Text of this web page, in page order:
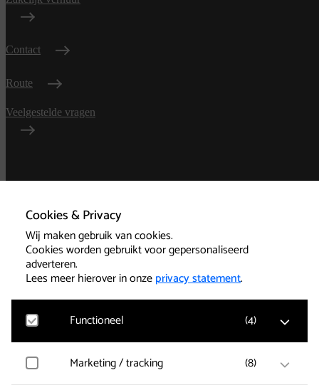
Cookies & Privacy
Wij maken gebruik van cookies.
Cookies worden gebruikt voor gepersonaliseerd
adverteren.
Lees meer hierover in onzeprivacy statement.
Functioneel (4)
Google Analytics
Marketing / tracking (8)
Contact
Route
Veelgestelde vragen
voorwaarden
Privacy
Technische informatie
Cookies